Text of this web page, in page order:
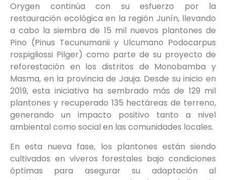
Orygen continúa con su esfuerzo por la
restauración ecológica en la región Junín, llevando
a cabo la siembra de 15 mil nuevos plantones de
Pino (Pinus Tecunumanii y Ulcumano Podocarpus
rospigliossi Pilger) como parte de su proyecto de
reforestación en los distritos de Monobamba y
Masma, en la provincia de Jauja. Desde su inicio en
2019, esta iniciativa ha sembrado más de 129 mil
plantones y recuperado 135 hectáreas de terreno,
generando un impacto positivo tanto a nivel
ambiental como social en las comunidades locales.
En esta nueva fase, los plantones están siendo
cultivados en viveros forestales bajo condiciones
óptimas para asegurar su adaptación al